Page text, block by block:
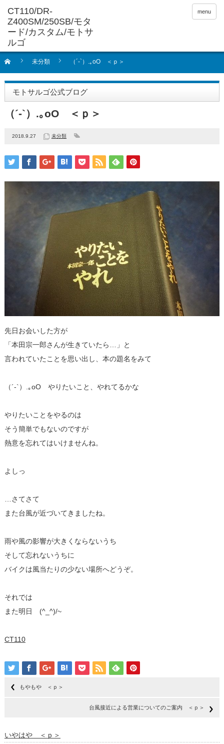
menu
未分類 （´-`）.｡oO ＜ｐ＞
モトサルゴ公式ブログ
（´-`）.｡oO ＜ｐ＞
2018.9.27 未分類
先日お会いした方が
「本田宗一郎さんが生きていたら…」と
言われていたことを思い出し、本の題名をみて
（´-`）.｡oO やりたいこと、やれてるかな
やりたいことをやるのは
そう簡単でもないのですが
熱意を忘れてはいけませんね。
よしっ
…さてさて
また台風が近づいてきましたね。
雨や風の影響が大きくならないうち
そして忘れないうちに
バイクは風当たりの少ない場所へどうぞ。
それでは
また明日 (^_^)/~
CT110
もやもや ＜ｐ＞
台風接近による営業についてのご案内 ＜ｐ＞
いやはや ＜ｐ＞